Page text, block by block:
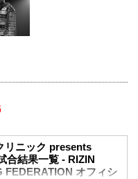
リニック presents
合結果一覧 - RIZIN
FEDERATION オフィシ